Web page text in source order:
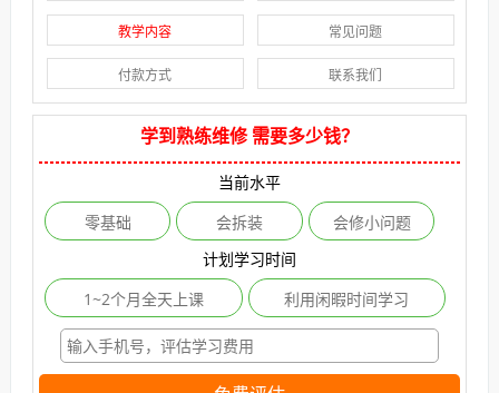
教学内容 常见问题
付款方式 联系我们
学到熟练维修 需要多少钱？
当前水平
零基础
会拆装
会修小问题
计划学习时间
1~2个月全天上课
利用闲暇时间学习